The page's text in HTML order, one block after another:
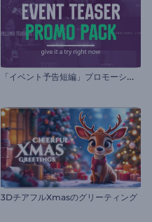
「
イベント予告短編」プロモーションビデオセット
3DチアフルXmasのグリーティング